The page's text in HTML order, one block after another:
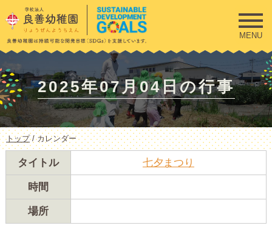
このページの本文へ
MENU
2025年07月04日の行事
現
在
トップ/カレンダー
タイトル 七夕まつり
時間
場所